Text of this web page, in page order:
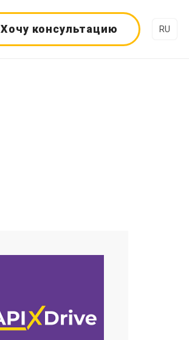
Хочу консультацию RU